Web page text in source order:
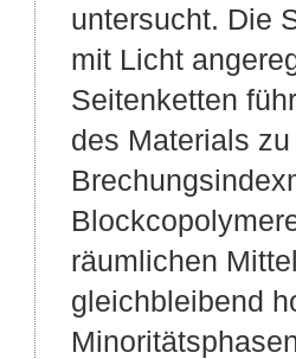
untersucht. Die
mit Licht
Seitenketten
des Materials
räumlichen
gleichbleibend